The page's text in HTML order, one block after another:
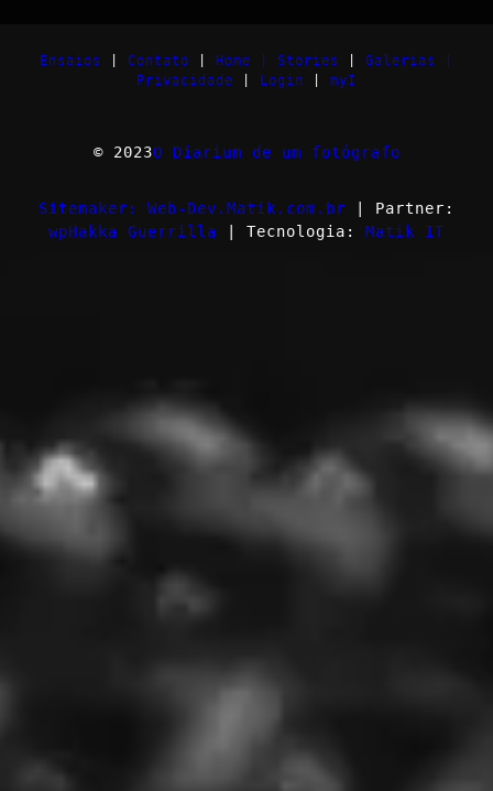
Ensaios Contato Home | Stories
Galerias |
Privacidade
Login myI
© 2023O Diarium de um fotógrafo
Sitemaker: Web-Dev.Matik.com.br | Partner:
wpHakka Guerrilla | Tecnologia: Matik IT